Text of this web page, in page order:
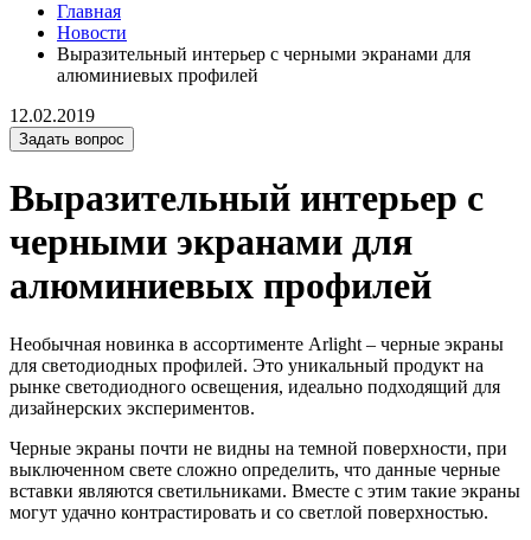
Главная
Новости
Выразительный интерьер с черными экранами для
алюминиевых профилей
12.02.2019
Задать вопрос
Выразительный интерьер с
черными экранами для
алюминиевых профилей
Необычная новинка в ассортименте Arlight – черные экраны
для светодиодных профилей. Это уникальный продукт на
рынке светодиодного освещения, идеально подходящий для
дизайнерских экспериментов.
Черные экраны почти не видны на темной поверхности, при
выключенном свете сложно определить, что данные черные
вставки являются светильниками. Вместе с этим такие экраны
могут удачно контрастировать и со светлой поверхностью.